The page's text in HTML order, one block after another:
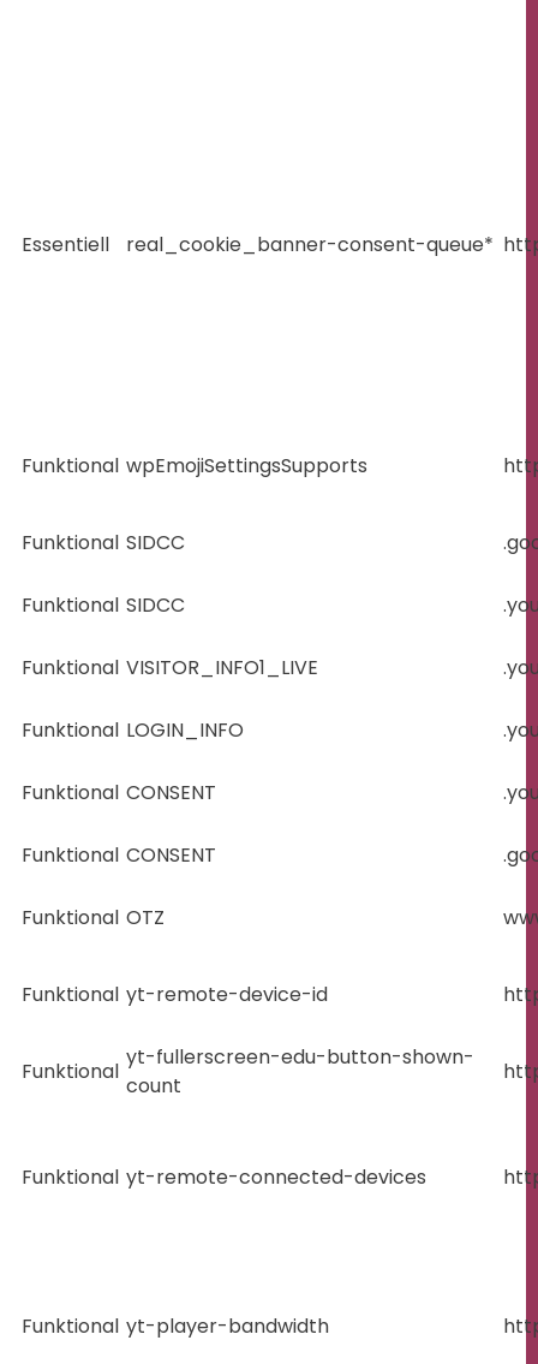
Essentiell real_cookie_banner-consent-queue*
Funktional wpEmojiSettingsSupports
Funktional SIDCC
Funktional SIDCC
Funktional VISITOR_INFO1_LIVE
Funktional LOGIN_INFO
Funktional CONSENT
Funktional CONSENT
Funktional OTZ
Funktional yt-remote-device-id
Funktional
yt-fullerscreen-edu-button-shown-
count
Funktional yt-remote-connected-devices
Funktional yt-player-bandwidth